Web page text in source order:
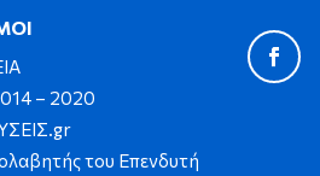
– 2020
του Επενδυτή